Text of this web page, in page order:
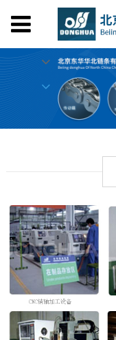
首页
关于我们
产品中心
设备工艺
荣誉证书
在线留言
联系我们